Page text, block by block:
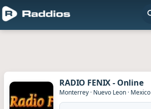
RADIO FENIX - Online
Monterrey · Nuevo Leon · Mexico